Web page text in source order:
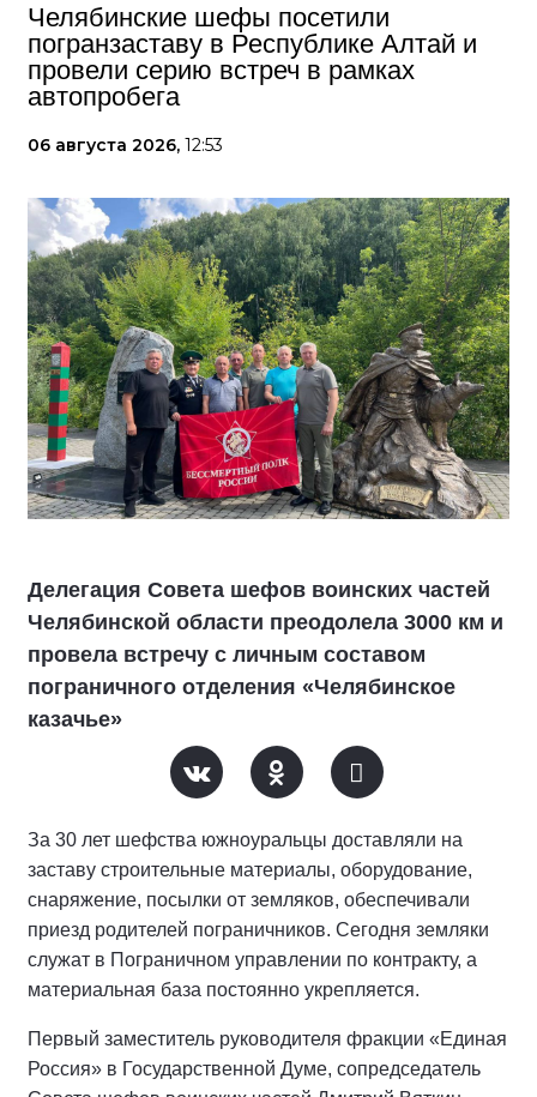
Челябинские шефы посетили
погранзаставу в Республике Алтай и
провели серию встреч в рамках
автопробега
06 августа 2026, 12:53
Делегация Совета шефов воинских частей
Челябинской области преодолела 3000 км и
провела встречу с личным составом
пограничного отделения «Челябинское
казачье»
За 30 лет шефства южноуральцы доставляли на
заставу строительные материалы, оборудование,
снаряжение, посылки от земляков, обеспечивали
приезд родителей пограничников. Сегодня земляки
служат в Пограничном управлении по контракту, а
материальная база постоянно укрепляется.
Первый заместитель руководителя фракции «Единая
Россия» в Государственной Думе, сопредседатель